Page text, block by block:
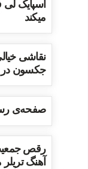
اسپایک
میکند
نقاشی
جکسون در
صفحه‌ی
رقص
آهنگ